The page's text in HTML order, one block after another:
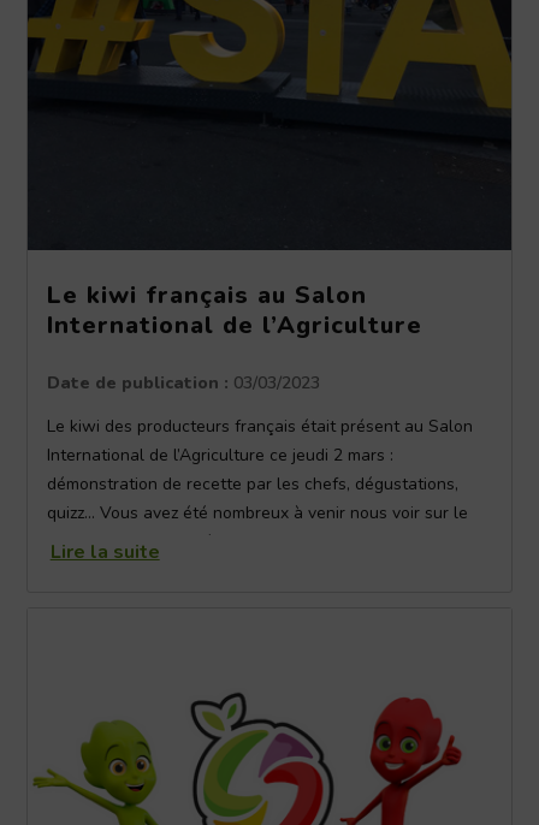
Le kiwi français au Salon
International de l’Agriculture
Date de publication : 03/03/2023
Le kiwi des producteurs français était présent au Salon
International de l’Agriculture ce jeudi 2 mars :
démonstration de recette par les chefs, dégustations,
quizz… Vous avez été nombreux à venir nous voir sur le
stand des Fruits et Légumes Frais !
Lire la suite